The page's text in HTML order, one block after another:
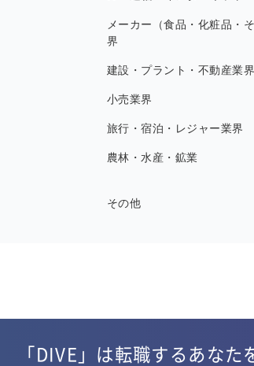
メーカー（食品・化粧品・
界
建設・プラント・不動産業界
小売業界
旅行・宿泊・レジャー業界
農林・水産・鉱業
その他
「DIVE」は転職するあなた